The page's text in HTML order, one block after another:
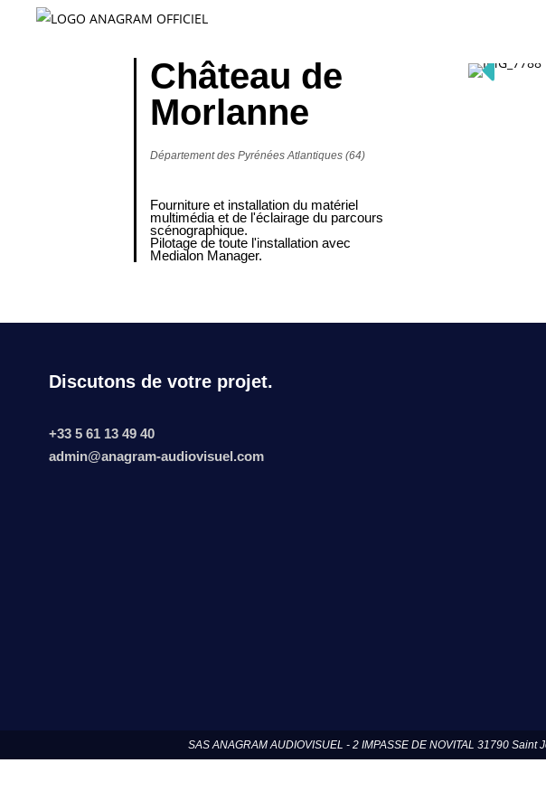
Château de
Morlanne
Département des Pyrénées Atlantiques (64)
Fourniture et installation du matériel
multimédia et de l'éclairage du parcours
scénographique.
Pilotage de toute l'installation avec
Medialon Manager.
Discutons de votre projet.
+33 5 61 13 49 40
admin@anagram-audiovisuel.com
SAS ANAGRAM AUDIOVISUEL - 2 IMPASSE DE NOVITAL 31790